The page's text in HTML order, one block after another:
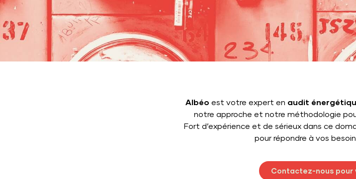
Albéo est votre expert en audit
notre approche et notre méthodologie
Fort d’expérience et de sérieux dans ce
pour répondre à vos
Contactez-nous pour